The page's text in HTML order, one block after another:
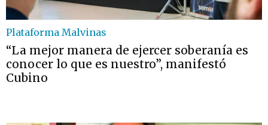
Plataforma Malvinas
“La mejor manera de ejercer soberanía es
conocer lo que es nuestro”, manifestó
Cubino